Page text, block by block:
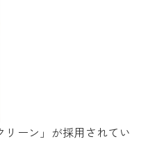
ーン」が採用されてい